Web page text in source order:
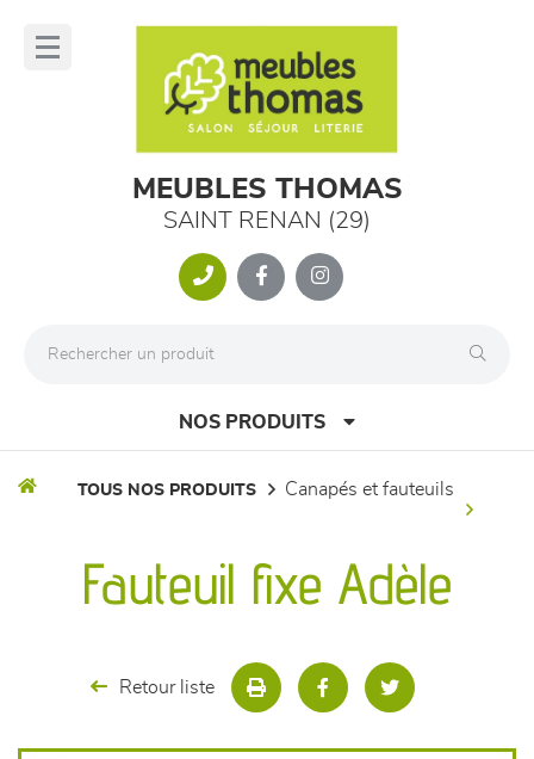
MEUBLES THOMAS
SAINT RENAN (29)
NOS PRODUITS
séjours
meubles de complément
TOUS NOS PRODUITS canapés et fauteuils
Fauteuil fixe Adèle
Retour liste